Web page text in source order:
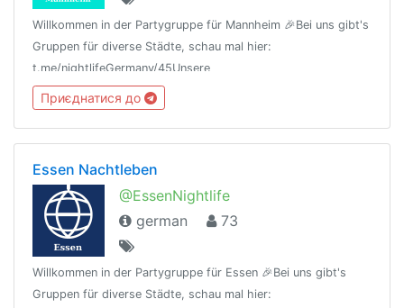
Willkommen in der Partygruppe für Mannheim 🎉Bei uns gibt's
Gruppen für diverse Städte, schau mal hier:
t.me/nightlifeGermany/45Unsere
Regeln:t.me/nightlifeGermany/44Offtopic
Gruppe:https://t.me/NightlifeGermanySandbox
Приєднатися до
Essen Nachtleben
@EssenNightlife
german
73
Willkommen in der Partygruppe für Essen 🎉Bei uns gibt's
Gruppen für diverse Städte, schau mal hier: